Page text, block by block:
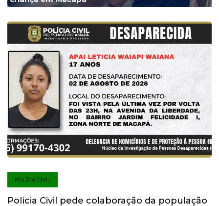
POLÍCIA CIVIL
Polícia Civil pede colaboração da população